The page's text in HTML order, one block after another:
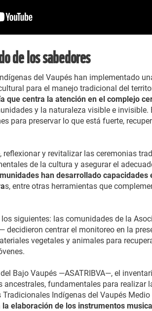
de los sabedores
del Vaupés han implementado
para el manejo tradicional del
centra la atención en el complejo
y la naturaleza visible e invisible.
para preservar lo que está fuerte,
y revitalizar las ceremonias
de la cultura y asegurar el
han desarrollado capacidades
s, entre otras herramientas que
siguientes: las comunidades de la
decidieron centrar el monitoreo en la
vegetales y animales para
Bajo Vaupés —ASATRIBVA—, el
fundamentales para realizar
Indígenas del Vaupés
elaboración de los instrumentos